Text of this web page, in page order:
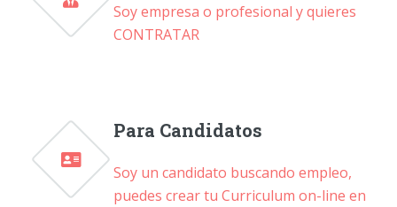
Soy empresa o profesional y quieres
CONTRATAR
Para Candidatos
Soy un candidato buscando empleo,
puedes crear tu Curriculum on-line en